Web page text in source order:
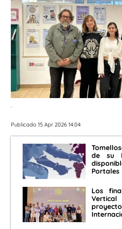
.
Publicado 15 Apr 2026 14:04
de su
Portales
Los
Vertical